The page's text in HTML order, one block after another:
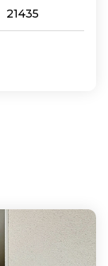
21435